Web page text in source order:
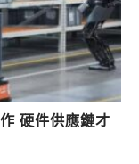
硬件供應鏈才